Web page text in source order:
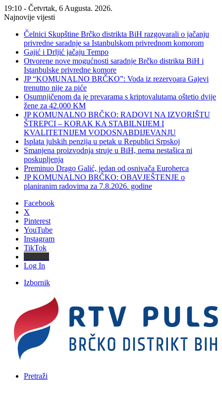
19:10 - Četvrtak, 6 Augusta. 2026.
Najnovije vijesti
Čelnici Skupštine Brčko distrikta BiH razgovarali o jačanju
privredne saradnje sa Istanbulskom privrednom komorom
Gajić i Drljić jačaju Tempo
Otvorene nove mogućnosti saradnje Brčko distrikta BiH i
Istanbulske privredne komore
JP “KOMUNALNO BRČKO”: Voda iz rezervoara Gajevi
trenutno nije za piće
Osumnjičenom da je prevarama s kriptovalutama oštetio dvije
žene za 42.000 KM
JP KOMUNALNO BRČKO: RADOVI NA IZVORIŠTU
ŠTREPCI – KORAK KA STABILNIJEM I
KVALITETNIJEM VODOSNABDIJEVANJU
Isplata julskih penzija u petak u Republici Srpskoj
Smanjena proizvodnja struje u BiH, nema nestašica ni
poskupljenja
Preminuo Drago Galić, jedan od osnivača Euroherca
JP KOMUNALNO BRČKO: OBAVJEŠTENJE o
planiranim radovima za 7.8.2026. godine
Facebook
X
Pinterest
YouTube
Instagram
TikTok
Log In
Izbornik
Pretraži